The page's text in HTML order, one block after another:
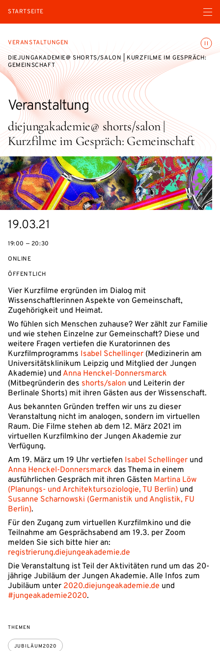
STARTSEITE Menü
VERANSTALTUNGEN
DIEJUNGAKADEMIE@ SHORTS/SALON | KURZFILME IM GESPRÄCH:
GEMEINSCHAFT
diejungakademie@ shorts/salon |
Kurzfilme im Gespräch: Gemeinschaft
Veranstaltung
eventBeginsOn
19.03.21
19:00 — 20:30
ONLINE
VERANSTALTUNGSZUGANG:
ÖFFENTLICH
Vier Kurzfilme ergründen im Dialog mit
Wissenschaftlerinnen Aspekte von Gemeinschaft,
Zugehörigkeit und Heimat.
Wo fühlen sich Menschen zuhause? Wer zählt zur Familie
und wie stehen Einzelne zur Gemeinschaft? Diese und
weitere Fragen vertiefen die Kuratorinnen des
Kurzfilmprogramms Isabel Schellinger (Medizinerin am
Universitätsklinikum Leipzig und Mitglied der Jungen
Akademie) und Anna Henckel-Donnersmarck
(Mitbegründerin des shorts/salon und Leiterin der
Berlinale Shorts) mit ihren Gästen aus der Wissenschaft.
Aus bekannten Gründen treffen wir uns zu dieser
Veranstaltung nicht im analogen, sondern im virtuellen
Raum. Die Filme stehen ab dem 12. März 2021 im
virtuellen Kurzfilmkino der Jungen Akademie zur
Verfügung.
Am 19. März um 19 Uhr vertiefen Isabel Schellinger und
Anna Henckel-Donnersmarck das Thema in einem
ausführlichen Gespräch mit ihren Gästen Martina Löw
(Planungs- und Architektursoziologie, TU Berlin) und
Susanne Scharnowski (Germanistik und Anglistik, FU
Berlin).
Für den Zugang zum virtuellen Kurzfilmkino und die
Teilnahme am Gesprächsabend am 19.3. per Zoom
melden Sie sich bitte hier an:
registrierung.diejungeakademie.de
Die Veranstaltung ist Teil der Aktivitäten rund um das 20-
jährige Jubiläum der Jungen Akademie. Alle Infos zum
Jubiläum unter 2020.diejungeakademie.de und
#jungeakademie2020.
THEMEN
JUBILÄUM2020